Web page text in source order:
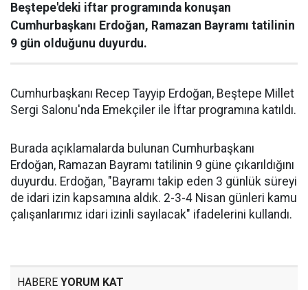
Beştepe'deki iftar programında konuşan
Cumhurbaşkanı Erdoğan, Ramazan Bayramı tatilinin
9 gün olduğunu duyurdu.
Cumhurbaşkanı Recep Tayyip Erdoğan, Beştepe Millet
Sergi Salonu'nda Emekçiler ile İftar programına katıldı.
Burada açıklamalarda bulunan Cumhurbaşkanı
Erdoğan, Ramazan Bayramı tatilinin 9 güne çıkarıldığını
duyurdu. Erdoğan, "Bayramı takip eden 3 günlük süreyi
de idari izin kapsamına aldık. 2-3-4 Nisan günleri kamu
çalışanlarımız idari izinli sayılacak" ifadelerini kullandı.
HABERE YORUM KAT